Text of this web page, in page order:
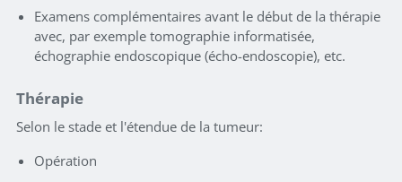
Examens complémentaires avant le début de la thérapie
avec, par exemple tomographie informatisée,
échographie endoscopique (écho-endoscopie), etc.
Thérapie
Selon le stade et l'étendue de la tumeur:
Opération